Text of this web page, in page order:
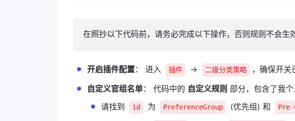
在照抄以下代码前，请务必完成以下操作，否则规则不会生
开启插件配置： 进入 插件 -> 二级分类策略
，确保开关
自定义官组名单： 代码中的 自定义规则 部分，包含了我个
请找到
id 为 PreferenceGroup (优先组) 和 Pre